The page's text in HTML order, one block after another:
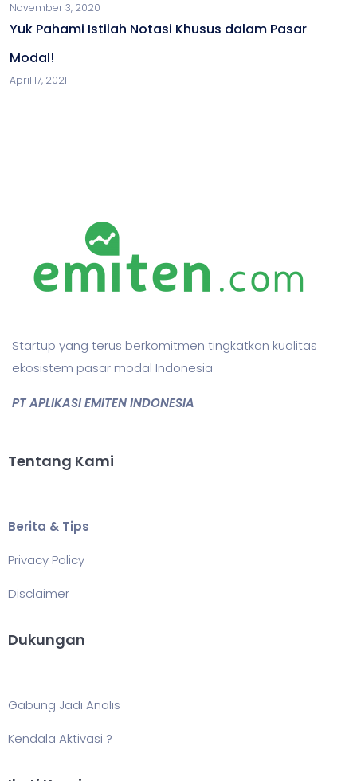
November 3, 2020
Yuk Pahami Istilah Notasi Khusus dalam Pasar
Modal!
April 17, 2021
Startup yang terus berkomitmen tingkatkan kualitas
ekosistem pasar modal Indonesia
PT APLIKASI EMITEN INDONESIA
Tentang Kami
Berita & Tips
Privacy Policy
Disclaimer
Dukungan
Gabung Jadi Analis
Kendala Aktivasi ?